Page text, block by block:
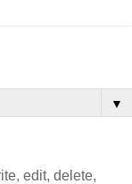
▼
edit, delete,